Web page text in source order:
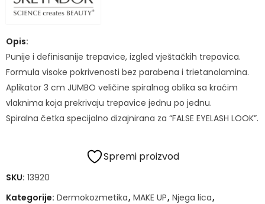
Opis:
Punije i definisanije trepavice, izgled vještačkih trepavica.
Formula visoke pokrivenosti bez parabena i trietanolamina.
Aplikator 3 cm JUMBO veličine spiralnog oblika sa kraćim
vlaknima koja prekrivaju trepavice jednu po jednu.
Spiralna četka specijalno dizajnirana za “FALSE EYELASH LOOK”.
Spremi proizvod
SKU: 13920
Kategorije: Dermokozmetika, MAKE UP, Njega lica,